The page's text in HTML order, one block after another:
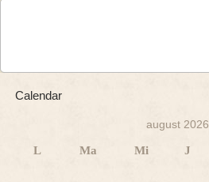
Calendar
august 2026
L Ma Mi J